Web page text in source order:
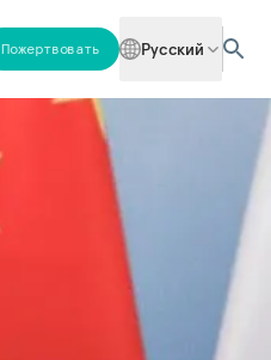
Пожертвовать Русский